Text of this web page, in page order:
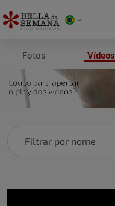
Fotos Vídeos
Videos
Filtrar por nome